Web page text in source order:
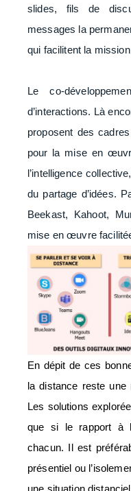
slides, fils de
messages la
qui facilitent la mission
Le co-
d’interactions. Là
proposent des
pour la mise en
l’intelligence
du partage d’idées.
Beekast, Kahoot,
mise en œuvre
En dépit de ces
la distance reste une
Les solutions
que si le rapport à
chacun. Il est
présentiel ou